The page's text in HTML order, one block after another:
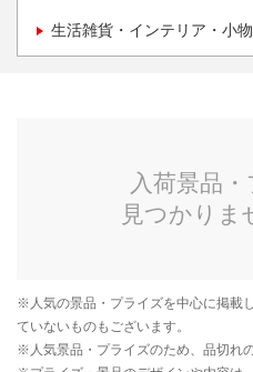
生活雑貨・インテリア・小物